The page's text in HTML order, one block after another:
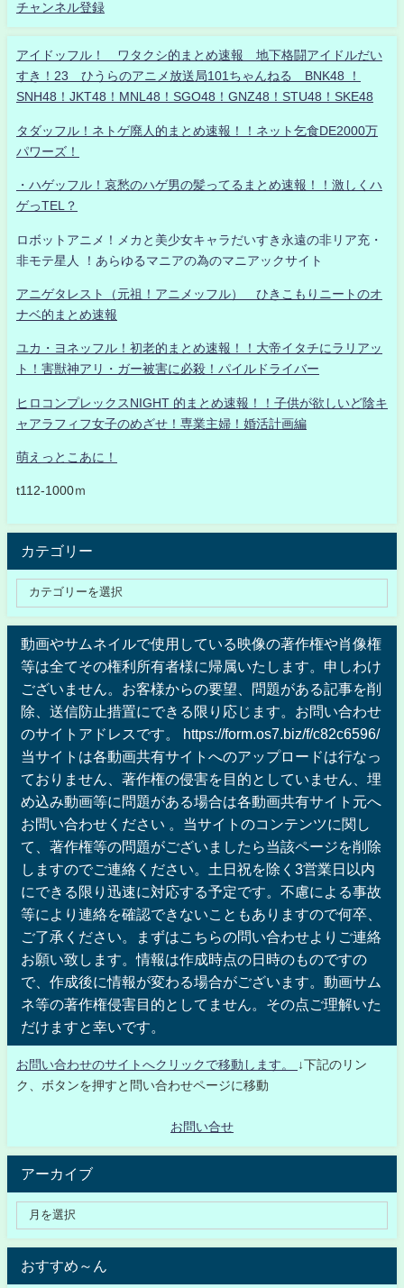
チャンネル登録
アイドッフル！ ワタクシ的まとめ速報 地下格闘アイドルだい
すき！23 ひうらのアニメ放送局101ちゃんねる BNK48 ！
SNH48！JKT48！MNL48！SGO48！GNZ48！STU48！SKE48
タダッフル！ネトゲ廃人的まとめ速報！！ネット乞食DE2000万
パワーズ！
・ハゲッフル！哀愁のハゲ男の髪ってるまとめ速報！！激しくハ
ゲっTEL？
ロボットアニメ！メカと美少女キャラだいすき永遠の非リア充・
非モテ星人 ！あらゆるマニアの為のマニアックサイト
アニゲタレスト（元祖！アニメッフル） ひきこもりニートのオ
ナベ的まとめ速報
ユカ・ヨネッフル！初老的まとめ速報！！大帝イタチにラリアッ
ト！害獣神アリ・ガー被害に必殺！パイルドライバー
ヒロコンプレックスNIGHT 的まとめ速報！！子供が欲しいど陰キ
ャアラフィフ女子のめざせ！専業主婦！婚活計画編
萌えっとこあに！
t112-1000ｍ
カテゴリー
動画やサムネイルで使用している映像の著作権や肖像権
等は全てその権利所有者様に帰属いたします。申しわけ
ございません。お客様からの要望、問題がある記事を削
除、送信防止措置にできる限り応じます。お問い合わせ
のサイトアドレスです。 https://form.os7.biz/f/c82c6596/
当サイトは各動画共有サイトへのアップロードは行なっ
ておりません、著作権の侵害を目的としていません、埋
め込み動画等に問題がある場合は各動画共有サイト元へ
お問い合わせください 。当サイトのコンテンツに関し
て、著作権等の問題がございましたら当該ページを削除
しますのでご連絡ください。土日祝を除く3営業日以内
にできる限り迅速に対応する予定です。不慮による事故
等により連絡を確認できないこともありますので何卒、
ご了承ください。まずはこちらの問い合わせよりご連絡
お願い致します。情報は作成時点の日時のものですの
で、作成後に情報が変わる場合がございます。動画サム
ネ等の著作権侵害目的としてません。その点ご理解いた
だけますと幸いです。
お問い合わせのサイトへクリックで移動します。
↓下記のリン
ク、ボタンを押すと問い合わせページに移動
お問い合せ
アーカイブ
おすすめ～ん